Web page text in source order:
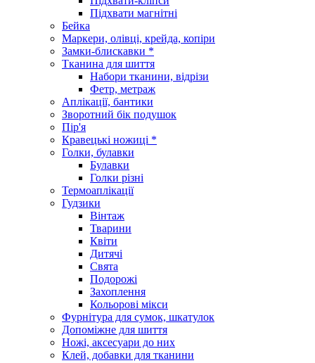
Підхвати магнітні
Бейка
Маркери, олівці, крейда, копіри
Замки-блискавки *
Тканина для шиття
Набори тканини, відрізи
Фетр, метраж
Аплікації, бантики
Зворотний бік подушок
Пір'я
Кравецькі ножиці *
Голки, булавки
Булавки
Голки різні
Термоаплікації
Гудзики
Вінтаж
Тварини
Квіти
Дитячі
Свята
Подорожі
Захоплення
Кольорові мікси
Фурнітура для сумок, шкатулок
Допоміжне для шиття
Ножі, аксесуари до них
Клей, добавки для тканини